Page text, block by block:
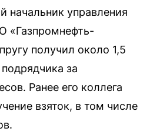
начальник управления
«Газпромнефть-
получил около 1,5
за
Ранее его коллега
взяток, в том числе